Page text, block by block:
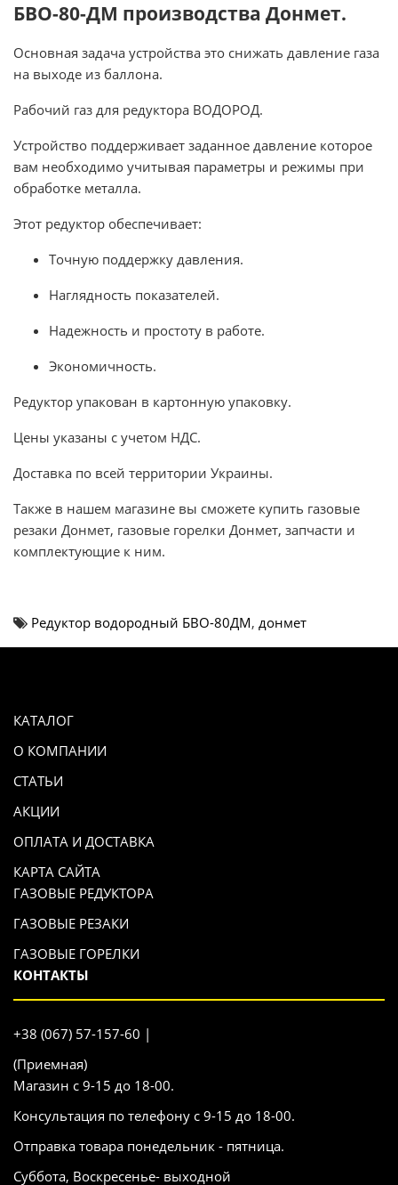
БВО-80-ДМ производства Донмет.
Основная задача устройства это снижать давление газа
на выходе из баллона.
Рабочий газ для редуктора ВОДОРОД.
Устройство поддерживает заданное давление которое
вам необходимо учитывая параметры и режимы при
обработке металла.
Этот редуктор обеспечивает:
Точную поддержку давления.
Наглядность показателей.
Надежность и простоту в работе.
Экономичность.
Редуктор упакован в картонную упаковку.
Цены указаны с учетом НДС.
Доставка по всей территории Украины.
Также в нашем магазине вы сможете купить газовые
резаки Донмет, газовые горелки Донмет, запчасти и
комплектующие к ним.
Редуктор водородный БВО-80ДМ, донмет
КАТАЛОГ
О КОМПАНИИ
СТАТЬИ
АКЦИИ
ОПЛАТА И ДОСТАВКА
КАРТА САЙТА
ГАЗОВЫЕ РЕДУКТОРА
ГАЗОВЫЕ РЕЗАКИ
ГАЗОВЫЕ ГОРЕЛКИ
КОНТАКТЫ
+38 (067) 57-157-60 |
(Приемная)
Магазин с 9-15 до 18-00.
Консультация по телефону с 9-15 до 18-00.
Отправка товара понедельник - пятница.
Суббота, Воскресенье- выходной